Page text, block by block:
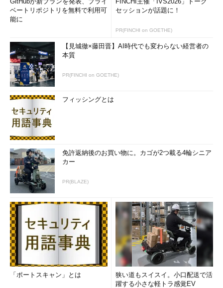
ベートリポジトリを無料で利用可
能に
セッションが話題に！
PR(FINCHI on GOETHE)
【見城徹×藤田晋】AI時代でも変わらない経営者の
本質
PR(FINCHI on GOETHE)
フィッシングとは
免許返納後のお買い物に。カゴが2つ載る4輪シニア
カー
PR(BLAZE)
「ポートスキャン」とは
狭い道もスイスイ。小口配送で活
躍する小さな軽トラ感覚EV